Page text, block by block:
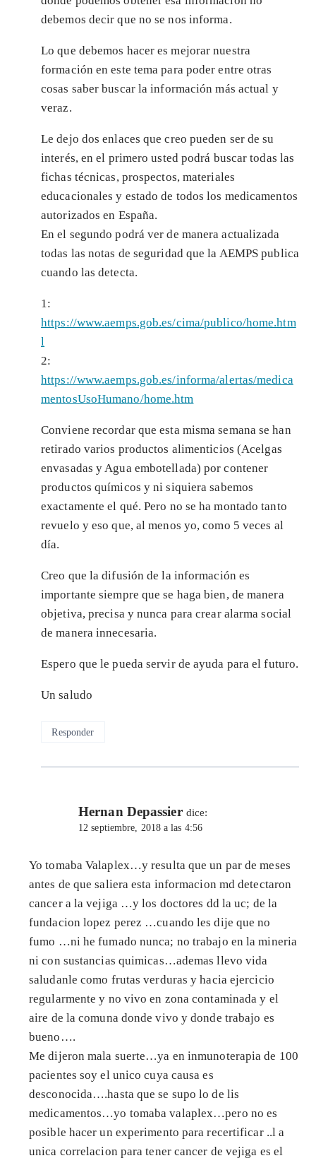
debemos decir que no se nos informa.
Lo que debemos hacer es mejorar nuestra
formación en este tema para poder entre otras
cosas saber buscar la información más actual y
veraz.
Le dejo dos enlaces que creo pueden ser de su
interés, en el primero usted podrá buscar todas las
fichas técnicas, prospectos, materiales
educacionales y estado de todos los medicamentos
autorizados en España.
En el segundo podrá ver de manera actualizada
todas las notas de seguridad que la AEMPS publica
cuando las detecta.
1:
https://www.aemps.gob.es/cima/publico/home.htm
l
2:
https://www.aemps.gob.es/informa/alertas/medica
mentosUsoHumano/home.htm
Conviene recordar que esta misma semana se han
retirado varios productos alimenticios (Acelgas
envasadas y Agua embotellada) por contener
productos químicos y ni siquiera sabemos
exactamente el qué. Pero no se ha montado tanto
revuelo y eso que, al menos yo, como 5 veces al
día.
Creo que la difusión de la información es
importante siempre que se haga bien, de manera
objetiva, precisa y nunca para crear alarma social
de manera innecesaria.
Espero que le pueda servir de ayuda para el futuro.
Un saludo
Responder
Hernan Depassier dice:
12 septiembre, 2018 a las 4:56
Yo tomaba Valaplex…y resulta que un par de meses
antes de que saliera esta informacion md detectaron
cancer a la vejiga …y los doctores dd la uc; de la
fundacion lopez perez …cuando les dije que no
fumo …ni he fumado nunca; no trabajo en la mineria
ni con sustancias quimicas…ademas llevo vida
saludanle como frutas verduras y hacia ejercicio
regularmente y no vivo en zona contaminada y el
aire de la comuna donde vivo y donde trabajo es
bueno….
Me dijeron mala suerte…ya en inmunoterapia de 100
pacientes soy el unico cuya causa es
desconocida….hasta que se supo lo de lis
medicamentos…yo tomaba valaplex…pero no es
posible hacer un experimento para recertificar ..l a
unica correlacion para tener cancer de vejiga es el